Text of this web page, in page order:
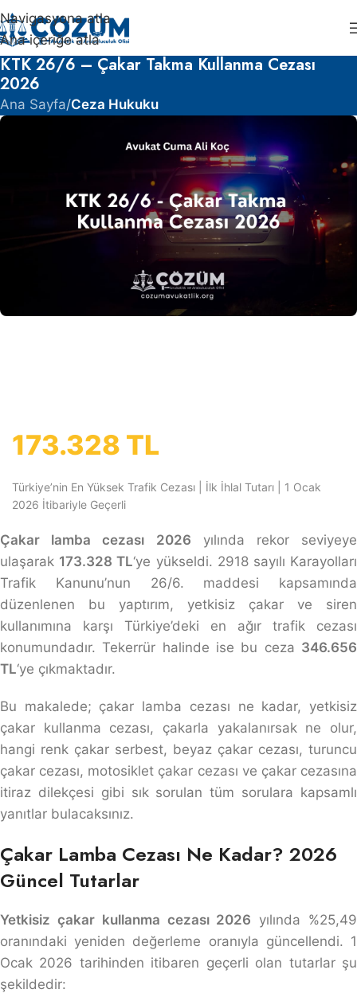
Navigasyona atla
Ana içeriğe atla
KTK 26/6 – Çakar Takma Kullanma Cezası
2026
Ana Sayfa/Ceza Hukuku
173.328 TL
Türkiye’nin En Yüksek Trafik Cezası | İlk İhlal Tutarı | 1 Ocak
2026 İtibariyle Geçerli
Çakar lamba cezası 2026 yılında rekor seviyeye
ulaşarak 173.328 TL‘ye yükseldi. 2918 sayılı Karayolları
Trafik Kanunu’nun 26/6. maddesi kapsamında
düzenlenen bu yaptırım, yetkisiz çakar ve siren
kullanımına karşı Türkiye’deki en ağır trafik cezası
konumundadır. Tekerrür halinde ise bu ceza 346.656
TL‘ye çıkmaktadır.
Bu makalede; çakar lamba cezası ne kadar, yetkisiz
çakar kullanma cezası, çakarla yakalanırsak ne olur,
hangi renk çakar serbest, beyaz çakar cezası, turuncu
çakar cezası, motosiklet çakar cezası ve çakar cezasına
itiraz dilekçesi gibi sık sorulan tüm sorulara kapsamlı
yanıtlar bulacaksınız.
Çakar Lamba Cezası Ne Kadar? 2026
Güncel Tutarlar
Yetkisiz çakar kullanma cezası 2026 yılında %25,49
oranındaki yeniden değerleme oranıyla güncellendi. 1
Ocak 2026 tarihinden itibaren geçerli olan tutarlar şu
şekildedir: